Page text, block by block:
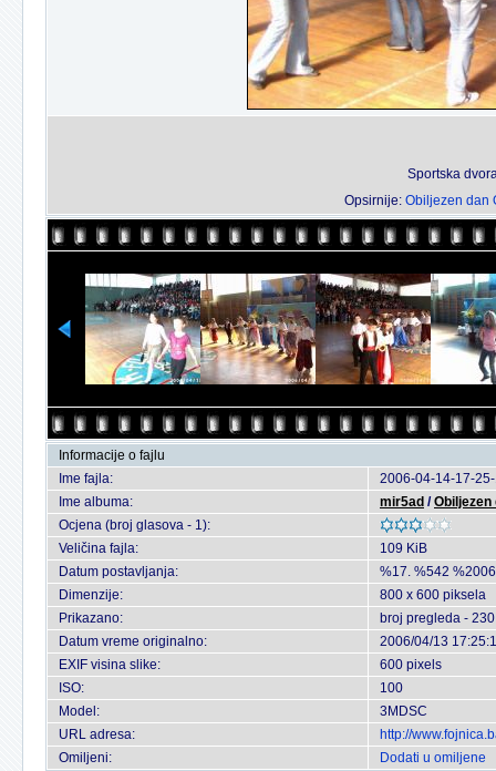
Sportska
Opsirnije: Obiljezen dan
Informacije o fajlu
Ime fajla:
2006-04-14-17-
Ime albuma:
mir5ad /
Ocjena (broj glasova - 1):
Veličina fajla:
109 KiB
Datum postavljanja:
%17. %542
Dimenzije:
800 x 600 piksela
Prikazano:
broj pregleda - 230
Datum vreme originalno:
2006/04/13
EXIF visina slike:
600 pixels
ISO:
100
Model:
3MDSC
URL adresa:
http://
Omiljeni:
Dodati u omiljene